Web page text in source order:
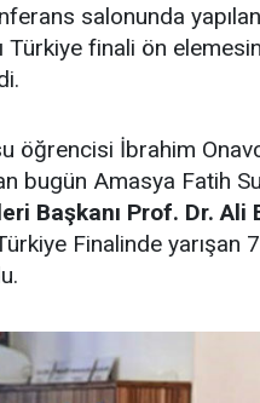
salonunda
Türkiye finali ön
öğrencisi İbrahim
bugün Amasya Fatih
Başkanı Prof. Dr. Ali
Türkiye Finalinde